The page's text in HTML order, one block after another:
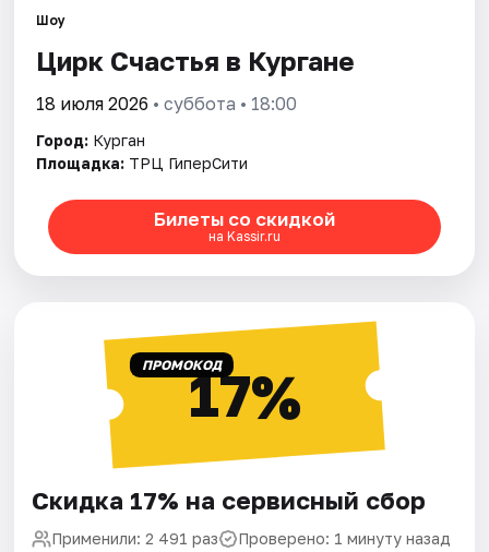
Артисты
Рейтинги
Шоу
Цирк Счастья в Кургане
18 июля 2026 • суббота • 18:00
Город: Курган
Площадка: ТРЦ ГиперСити
Билеты со скидкой
на Kassir.ru
ПРОМОКОД17%
Скидка 17% на сервисный сбор
Применили: 2 491 раз Проверено: 1 минуту назад